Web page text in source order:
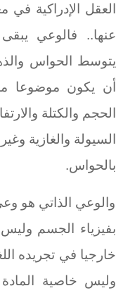
العقل الإدراكية في
عنها.. فالوعي يبقى
يتوسط الحواس
أن يكون موضوعا
الحجم والكتلة
السيولة والغازية
بالحواس.
والوعي الذاتي هو
بفيزياء الجسم
خارجيا في تجريده
وليس خاصية